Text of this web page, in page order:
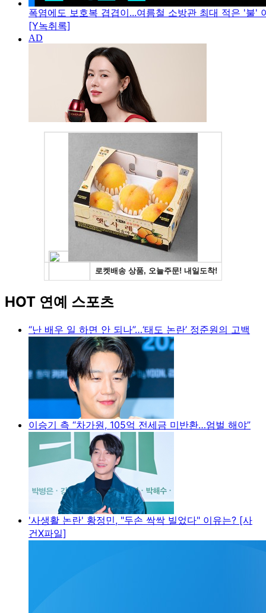
폭염에도 보호복 겹겹이...여름철 소방관 최대 적은 '불'
[Y녹취록]
HOT 연예 스포츠
“난 배우 일 하면 안 되나”…‘태도 논란’ 정준원의 고백
이승기 측 “차가원, 105억 전세금 미반환…엄벌 해야”
'사생활 논란' 황정민, "두손 싹싹 빌었다" 이유는? [사
건X파일]